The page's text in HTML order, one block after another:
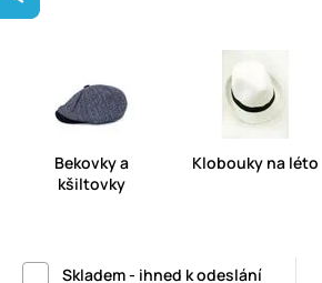
Bekovky a
kšiltovky
Klobouky na léto
Skladem - ihned k odeslání